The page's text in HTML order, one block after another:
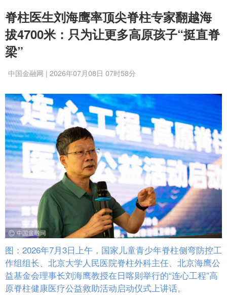
脊柱医生刘海鹰率顶尖脊柱专家翻越海
拔4700米：只为让更多高原孩子“挺直脊
梁”
中国金融网 | 2026年07月08日 07时58分
图：2026年7月3日上午，国家儿童青少年脊柱侧弯防控工
作组组长、北京大学人民医院脊柱外科主任、北京海鹰公
益基金会理事长刘海鹰教授在日喀则举行的“连心工程”高
原脊柱健康医疗公益救助活动启动仪式上讲话。